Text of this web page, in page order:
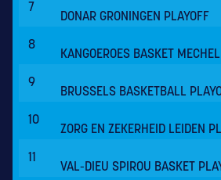
7
DONAR GRONINGEN PLAYOFF
8
KANGOEROES BASKET
9
BRUSSELS BASKETBALL
10
ZORG EN ZEKERHEID LEIDEN
11
VAL-DIEU SPIROU BASKET